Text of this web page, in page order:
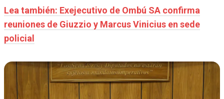
Lea también: Exejecutivo de Ombú SA confirma
reuniones de Giuzzio y Marcus Vinicius en sede
policial